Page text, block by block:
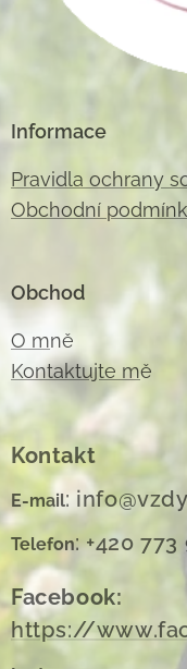
Informace
Pravidla ochrany
Obchodní
Obchod
O mně
Kontaktujte mě
Kontakt
E-mail:
Telefon: +420
Facebook:
https://